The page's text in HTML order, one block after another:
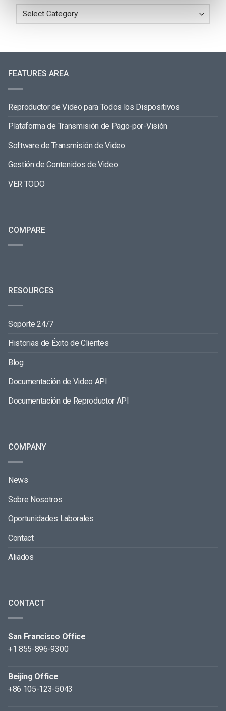
FEATURES AREA
Reproductor de Video para Todos los Dispositivos
Plataforma de Transmisión de Pago-por-Visión
Software de Transmisión de Video
Gestión de Contenidos de Video
VER TODO
COMPARE
RESOURCES
Soporte 24/7
Historias de Éxito de Clientes
Blog
Documentación de Video API
Documentación de Reproductor API
COMPANY
News
Sobre Nosotros
Oportunidades Laborales
Contact
Aliados
CONTACT
San Francisco Office
+1 855-896-9300
Beijing Office
+86 105-123-5043